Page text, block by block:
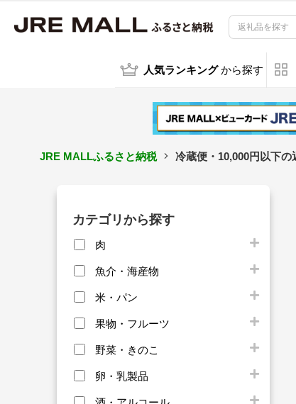
人気ランキング から探す
JRE MALLふるさと納税 冷蔵便・10,000円以下の
カテゴリから探す
肉
魚介・海産物
米・パン
果物・フルーツ
野菜・きのこ
卵・乳製品